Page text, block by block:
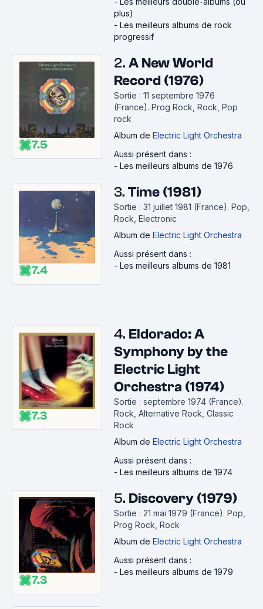
plus)
- Les meilleurs albums de rock
progressif
7.5
2. A New World
Record (1976)
Sortie : 11 septembre 1976
(France). Prog Rock, Rock, Pop
rock
Album de Electric Light Orchestra
Aussi présent dans :
- Les meilleurs albums de 1976
7.4
3. Time (1981)
Sortie : 31 juillet 1981 (France). Pop,
Rock, Electronic
Album de Electric Light Orchestra
Aussi présent dans :
- Les meilleurs albums de 1981
7.3
4. Eldorado: A
Symphony by the
Electric Light
Orchestra (1974)
Sortie : septembre 1974 (France).
Rock, Alternative Rock, Classic
Rock
Album de Electric Light Orchestra
Aussi présent dans :
- Les meilleurs albums de 1974
7.3
5. Discovery (1979)
Sortie : 21 mai 1979 (France). Pop,
Prog Rock, Rock
Album de Electric Light Orchestra
Aussi présent dans :
- Les meilleurs albums de 1979